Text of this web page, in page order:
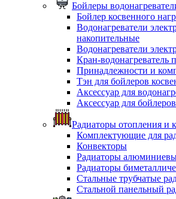
Бойлеры
Бойлер косвенного
Водонагреватели
накопительные
Водонагреватели
Кран-водонагреватель
Принадлежности и
Тэн для бойлеров
Аксессуар для
Аксессуар для
Радиаторы отопления и
Комплектующие для
Конвекторы
Радиаторы
Радиаторы
Стальные трубчатые
Стальной панельный